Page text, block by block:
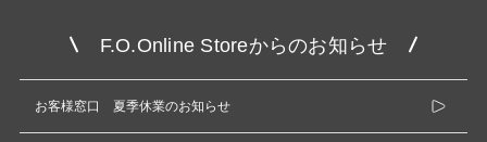
F.O.Online Storeからのお知らせ
お客様窓口 夏季休業のお知らせ